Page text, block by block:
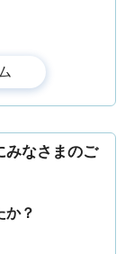
みなさまのご
か？